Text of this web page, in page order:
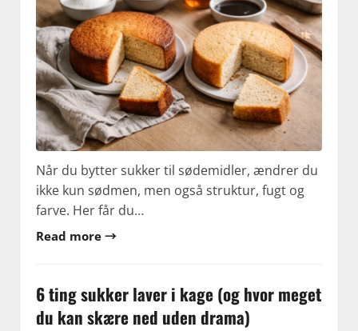
Når du bytter sukker til sødemidler, ændrer du
ikke kun sødmen, men også struktur, fugt og
farve. Her får du…
Read more →
6 ting sukker laver i kage (og hvor meget
du kan skære ned uden drama)